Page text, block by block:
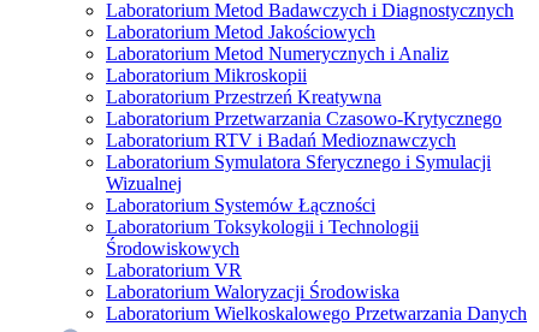
Laboratorium Metod Badawczych i Diagnostycznych
Laboratorium Metod Jakościowych
Laboratorium Metod Numerycznych i Analiz
Laboratorium Mikroskopii
Laboratorium Przestrzeń Kreatywna
Laboratorium Przetwarzania Czasowo-Krytycznego
Laboratorium RTV i Badań Medioznawczych
Laboratorium Symulatora Sferycznego i Symulacji
Wizualnej
Laboratorium Systemów Łączności
Laboratorium Toksykologii i Technologii
Środowiskowych
Laboratorium VR
Laboratorium Waloryzacji Środowiska
Laboratorium Wielkoskalowego Przetwarzania Danych